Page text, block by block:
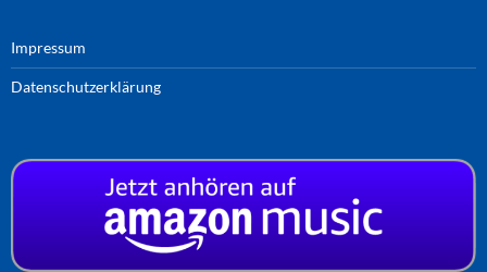
Impressum
Datenschutzerklärung